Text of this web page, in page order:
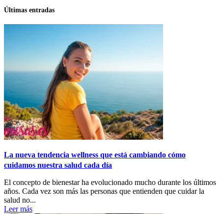
Últimas entradas
La nueva tendencia wellness que está cambiando cómo
cuidamos nuestra salud cada día
El concepto de bienestar ha evolucionado mucho durante los últimos
años. Cada vez son más las personas que entienden que cuidar la
salud no...
Leer más